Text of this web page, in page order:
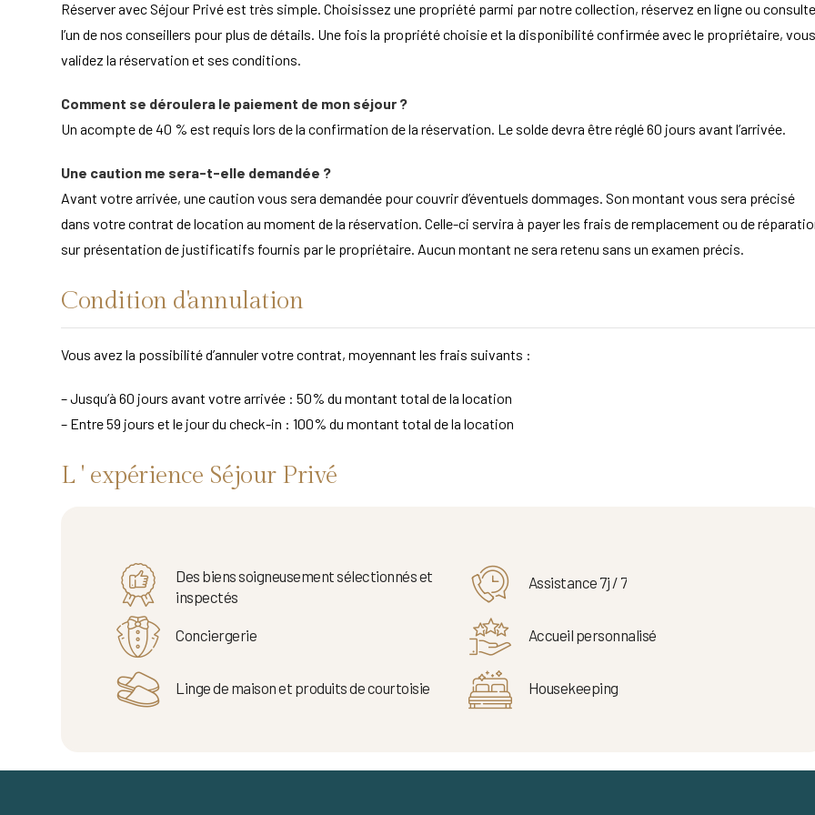
Réserver avec Séjour Privé est très simple. Choisissez une propriété parmi par notre collection, réservez en ligne ou
l’un de nos conseillers pour plus de détails. Une fois la propriété choisie et la disponibilité confirmée avec le propriétaire, vous
validez la réservation et ses conditions.
Comment se déroulera le paiement de mon séjour ?
Un acompte de 40 % est requis lors de la confirmation de la réservation. Le solde devra être réglé 60 jours avant l’arrivée.
Une caution me sera-t-elle demandée ?
Avant votre arrivée, une caution vous sera demandée pour couvrir d’éventuels dommages. Son montant vous sera précisé
dans votre contrat de location au moment de la réservation. Celle-ci servira à payer les frais de remplacement ou de
sur présentation de justificatifs fournis par le propriétaire. Aucun montant ne sera retenu sans un examen précis.
Condition d'annulation
Vous avez la possibilité d’annuler votre contrat, moyennant les frais suivants :
– Jusqu’à 60 jours avant votre arrivée : 50% du montant total de la location
– Entre 59 jours et le jour du check-in : 100% du montant total de la location
L ' expérience Séjour Privé
Des biens soigneusement sélectionnés et
inspectés
Assistance 7j / 7
Conciergerie Accueil personnalisé
Linge de maison et produits de courtoisie Housekeeping